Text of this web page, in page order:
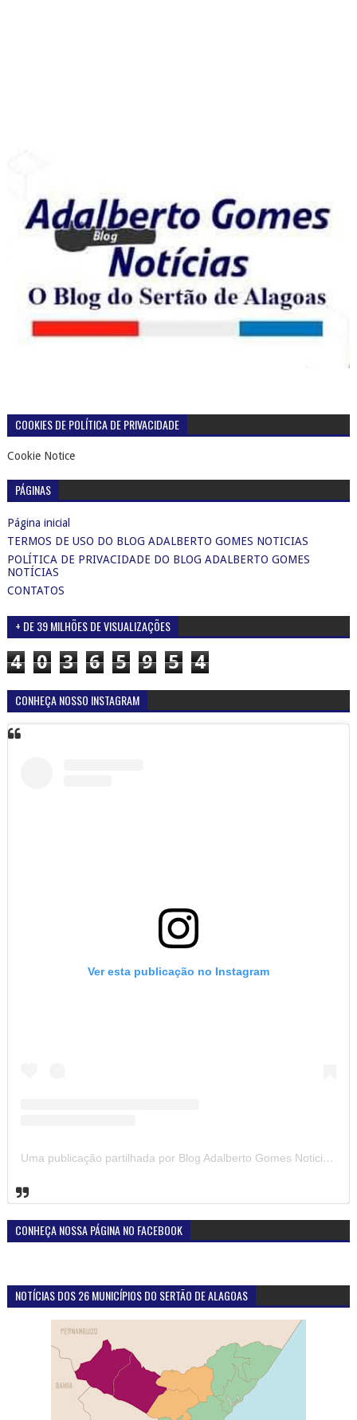
COOKIES DE POLÍTICA DE PRIVACIDADE
Cookie Notice
PÁGINAS
Página inicial
TERMOS DE USO DO BLOG ADALBERTO GOMES NOTICIAS
POLÍTICA DE PRIVACIDADE DO BLOG ADALBERTO GOMES
NOTÍCIAS
CONTATOS
+ DE 39 MILHÕES DE VISUALIZAÇÕES
4 0 3 6 5 9 5 4
CONHEÇA NOSSO INSTAGRAM
Ver esta publicação no Instagram
Uma publicação partilhada por Blog Adalberto Gomes Noticias (@blogadalbertogomesnoticiass)
CONHEÇA NOSSA PÁGINA NO FACEBOOK
NOTÍCIAS DOS 26 MUNICÍPIOS DO SERTÃO DE ALAGOAS